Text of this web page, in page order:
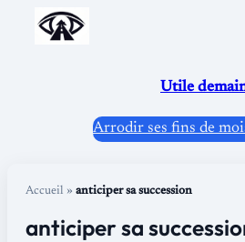
Aller
Utile
Arrodir ses fins de
Accueil » anticiper sa succession
anticiper sa